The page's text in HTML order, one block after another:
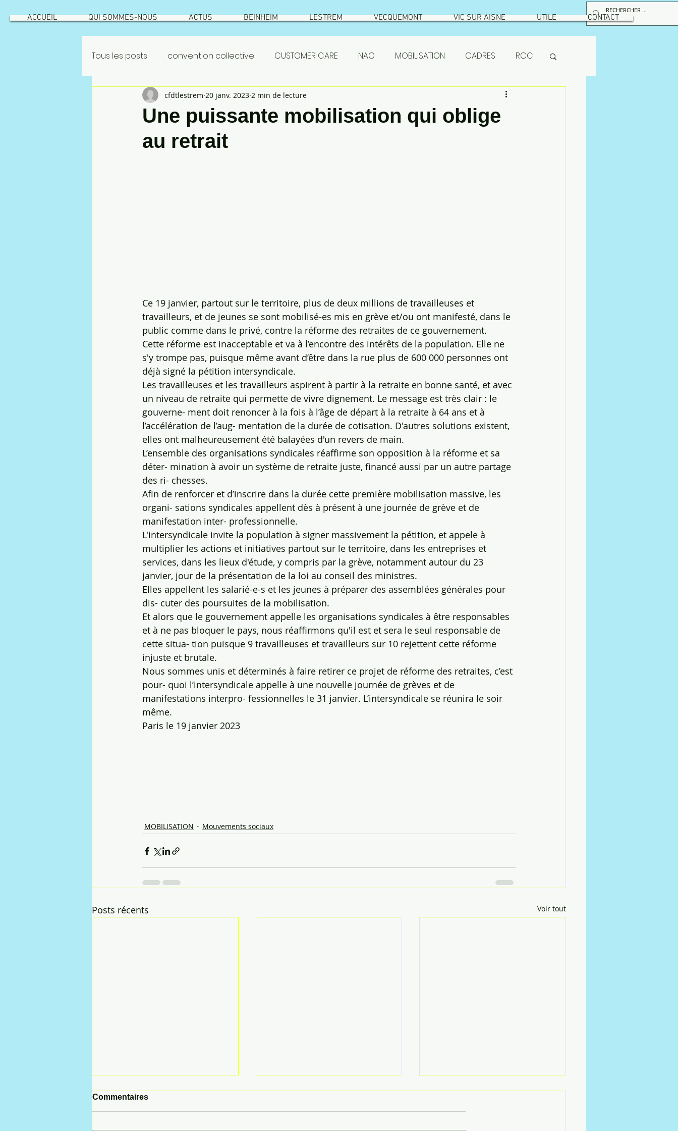
ACCUEIL QUI SOMMES-NOUS ACTUS BEINHEIM LESTREM VECQUEMONT VIC SUR AISNE UTILE CONTACT
Tous les posts convention collective CUSTOMER CARE NAO MOBILISATION CADRES RCC
GEPPMM ROATATIONS SETHNESS test
INTÉRESSEMENT ROTATIONS
Une puissante mobilisation qui oblige
au retrait
cfdtlestrem 20 janv. 2023 2 min de lecture
Ce 19 janvier, partout sur le territoire, plus de deux millions de travailleuses et
travailleurs, et de jeunes se sont mobilisé-es mis en grève et/ou ont manifesté, dans le
public comme dans le privé, contre la réforme des retraites de ce gouvernement.
Cette réforme est inacceptable et va à l’encontre des intérêts de la population. Elle ne
s'y trompe pas, puisque même avant d’être dans la rue plus de 600 000 personnes ont
déjà signé la pétition intersyndicale.
Les travailleuses et les travailleurs aspirent à partir à la retraite en bonne santé, et avec
un niveau de retraite qui permette de vivre dignement. Le message est très clair : le
gouverne- ment doit renoncer à la fois à l’âge de départ à la retraite à 64 ans et à
l’accélération de l’aug- mentation de la durée de cotisation. D'autres solutions existent,
elles ont malheureusement été balayées d'un revers de main.
L’ensemble des organisations syndicales réaffirme son opposition à la réforme et sa
déter- mination à avoir un système de retraite juste, financé aussi par un autre partage
des ri- chesses.
Afin de renforcer et d’inscrire dans la durée cette première mobilisation massive, les
organi- sations syndicales appellent dès à présent à une journée de grève et de
manifestation inter- professionnelle.
L'intersyndicale invite la population à signer massivement la pétition, et appele à
multiplier les actions et initiatives partout sur le territoire, dans les entreprises et
services, dans les lieux d'étude, y compris par la grève, notamment autour du 23
janvier, jour de la présentation de la loi au conseil des ministres.
Elles appellent les salarié-e-s et les jeunes à préparer des assemblées générales pour
dis- cuter des poursuites de la mobilisation.
Et alors que le gouvernement appelle les organisations syndicales à être responsables
et à ne pas bloquer le pays, nous réaffirmons qu'il est et sera le seul responsable de
cette situa- tion puisque 9 travailleuses et travailleurs sur 10 rejettent cette réforme
injuste et brutale.
Nous sommes unis et déterminés à faire retirer ce projet de réforme des retraites, c’est
pour- quoi l’intersyndicale appelle à une nouvelle journée de grèves et de
manifestations interpro- fessionnelles le 31 janvier. L’intersyndicale se réunira le soir
même.
Paris le 19 janvier 2023
MOBILISATION Mouvements sociaux
Posts récents Voir tout
Commentaires